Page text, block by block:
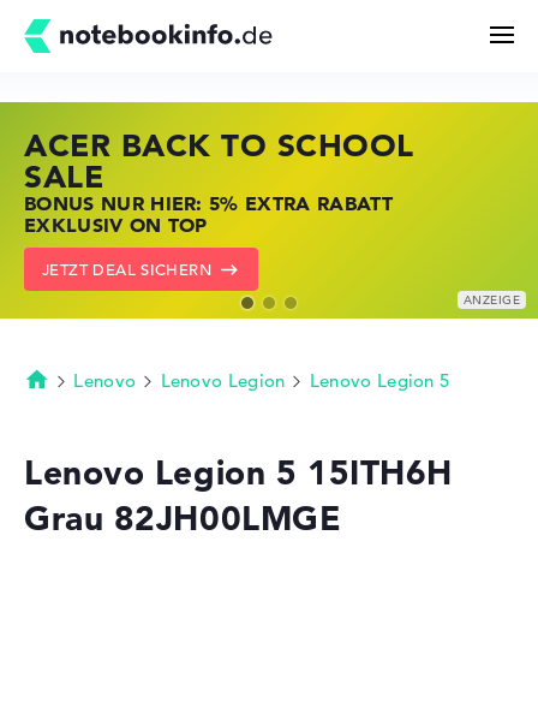
Kaufberatung
Technik & Wissen
Deals
Merkzettel
ACER BACK TO SCHOOL
SALE
BONUS NUR HIER: 5% EXTRA RABATT
EXKLUSIV ON TOP
JETZT DEAL SICHERN
HP STORE SSV DEALS
JETZT ZUGREIFEN: NOTEBOOKS BEI HP
KRÄFTIG REDUZIERT
ZU DEN HP ANGEBOTEN
LENOVO LAPTOP DEALS
NOTEBOOKS BEI LENOVO JETZT
KRÄFTIG REDUZIERT
LENOVO DEALS ZEIGEN
Startseite
Lenovo Lenovo Legion Lenovo Legion 5
Lenovo Legion 5 15ITH6H
Grau 82JH00LMGE